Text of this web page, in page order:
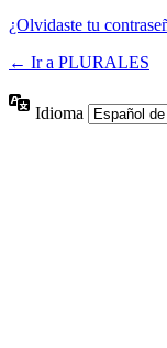
¿Olvidaste tu
← Ir a PLURALES
Idioma